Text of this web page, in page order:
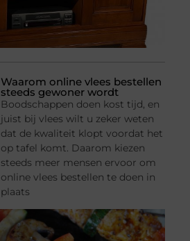
Waarom online vlees bestellen
steeds gewoner wordt
Boodschappen doen kost tijd, en
juist bij vlees wilt u zeker weten
dat de kwaliteit klopt voordat het
op tafel komt. Daarom kiezen
steeds meer mensen ervoor om
online vlees bestellen te doen in
plaats